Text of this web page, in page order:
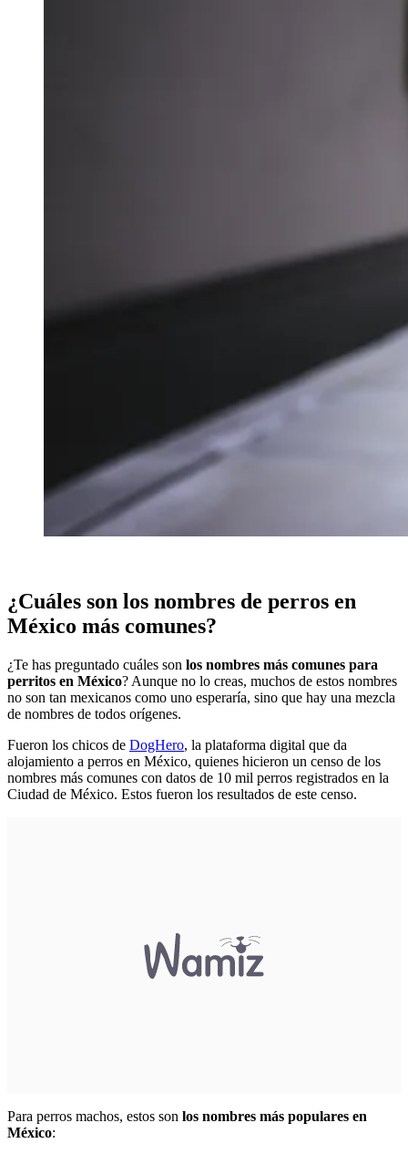
¿Cuáles son los nombres de perros en
México más comunes?
¿Te has preguntado cuáles son los nombres más comunes para
perritos en México? Aunque no lo creas, muchos de estos nombres
no son tan mexicanos como uno esperaría, sino que hay una mezcla
de nombres de todos orígenes.
Fueron los chicos de DogHero, la plataforma digital que da
alojamiento a perros en México, quienes hicieron un censo de los
nombres más comunes con datos de 10 mil perros registrados en la
Ciudad de México. Estos fueron los resultados de este censo.
Para perros machos, estos son los nombres más populares en
México: